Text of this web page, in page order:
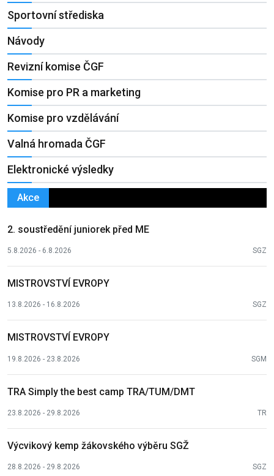
Sportovní střediska
Návody
Revizní komise ČGF
Komise pro PR a marketing
Komise pro vzdělávání
Valná hromada ČGF
Elektronické výsledky
Akce
2. soustředění juniorek před ME
5.8.2026 - 6.8.2026 SGZ
MISTROVSTVÍ EVROPY
13.8.2026 - 16.8.2026 SGZ
MISTROVSTVÍ EVROPY
19.8.2026 - 23.8.2026 SGM
TRA Simply the best camp TRA/TUM/DMT
23.8.2026 - 29.8.2026 TR
Výcvikový kemp žákovského výběru SGŽ
28.8.2026 - 29.8.2026 SGZ